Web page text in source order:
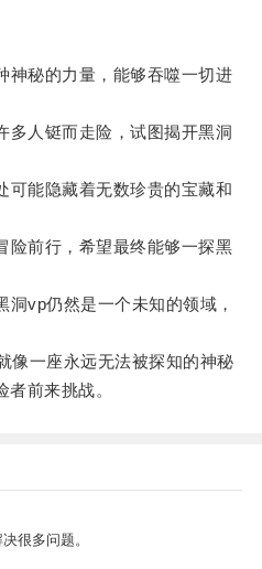
秘的力量，能够吞噬一切进
人铤而走险，试图揭开黑洞
能隐藏着无数珍贵的宝藏和
前行，希望最终能够一探黑
vp仍然是一个未知的领域，
一座永远无法被探知的神秘
前来挑战。
很多问题。